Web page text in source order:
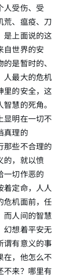
人受伤、受
荒、瘟疫、刀
是上面说的这
自世界的安
是暂时的、
人最大的危机
里的安全，这
慧的死角。
明在一切不
真理的
些不合理的
，就以愤
一切作恶的
定命，人人
机面前，任
而人间的智慧
幻想着平安无
谓有意义的事
，他怎么不
不来？哪里有